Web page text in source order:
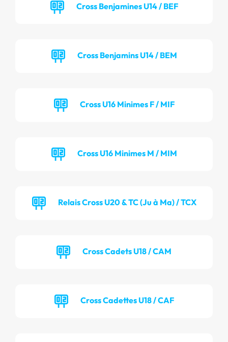
Cross Benjamines U14 / BEF
Cross Benjamins U14 / BEM
Cross U16 Minimes F / MIF
Cross U16 Minimes M / MIM
Relais Cross U20 & TC (Ju à Ma) / TCX
Cross Cadets U18 / CAM
Cross Cadettes U18 / CAF